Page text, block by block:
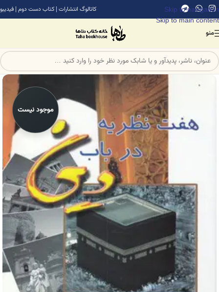
Skip to navigation
Skip to main content
کاتالوگ انتشارات | کتاب دست دوم | فیدیبو
منو
موجود نیست